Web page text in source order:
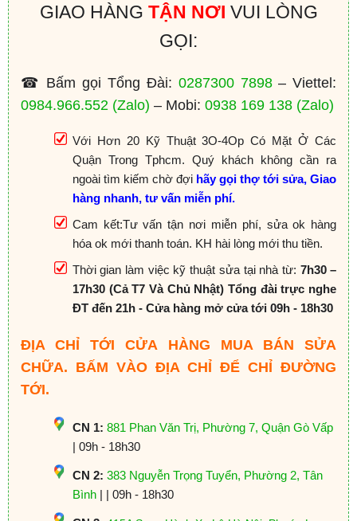
GIAO HÀNG TẬN NƠI VUI LÒNG
GỌI:
☎ Bấm gọi Tổng Đài: 0287300 7898– Viettel:
0984.966.552 (Zalo) – Mobi: 0938 169 138 (Zalo)
Với Hơn 20 Kỹ Thuật 3O-4Op Có Mặt Ở Các
Quận Trong Tphcm. Quý khách không cần ra
ngoài tìm kiếm chờ đợi hãy gọi thợ tới sửa, Giao
hàng nhanh, tư vấn miễn phí.
Cam kết:Tư vấn tận nơi miễn phí, sửa ok hàng
hóa ok mới thanh toán. KH hài lòng mới thu tiền.
Thời gian làm việc kỹ thuật sửa tại nhà từ: 7h30 –
17h30 (Cả T7 Và Chủ Nhật) Tổng đài trực nghe
ĐT đến 21h - Cửa hàng mở cửa tới 09h - 18h30
ĐỊA CHỈ TỚI CỬA HÀNG MUA BÁN SỬA
CHỮA. BẤM VÀO ĐỊA CHỈ ĐỂ CHỈ ĐƯỜNG
TỚI.
CN 1: 881 Phan Văn Trị, Phường 7, Quận Gò Vấp
| 09h - 18h30
CN 2: 383 Nguyễn Trọng Tuyển, Phường 2, Tân
Bình| | 09h - 18h30